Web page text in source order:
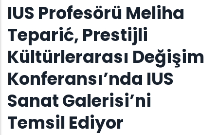
IUS Profesörü Meliha
Teparić, Prestijli
Kültürlerarası Değişim
Konferansı’nda IUS
Sanat Galerisi’ni
Temsil Ediyor